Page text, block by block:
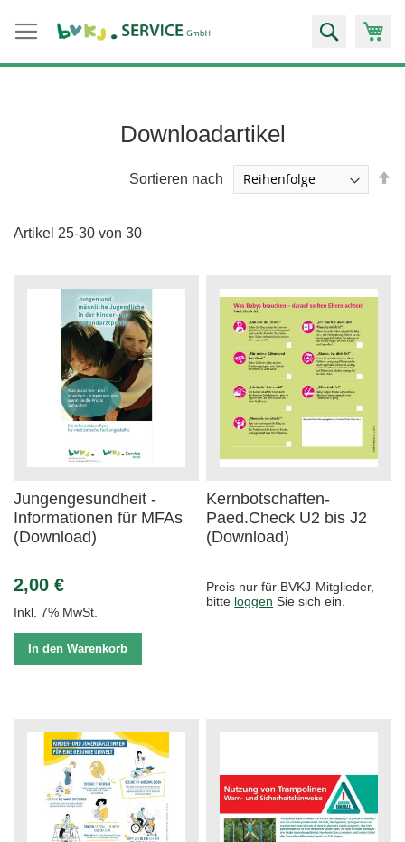
Zum
Inhalt
springen
Suche
Downloadartikel
Artikel 25-30 von 30
Sortieren nach
Jungengesundheit -
Informationen für MFAs
(Download)
2,00 €
Inkl. 7% MwSt.
In den Warenkorb
Kernbotschaften-
Paed.Check U2 bis J2
(Download)
Preis nur für BVKJ-Mitglieder,
bitte loggen Sie sich ein.